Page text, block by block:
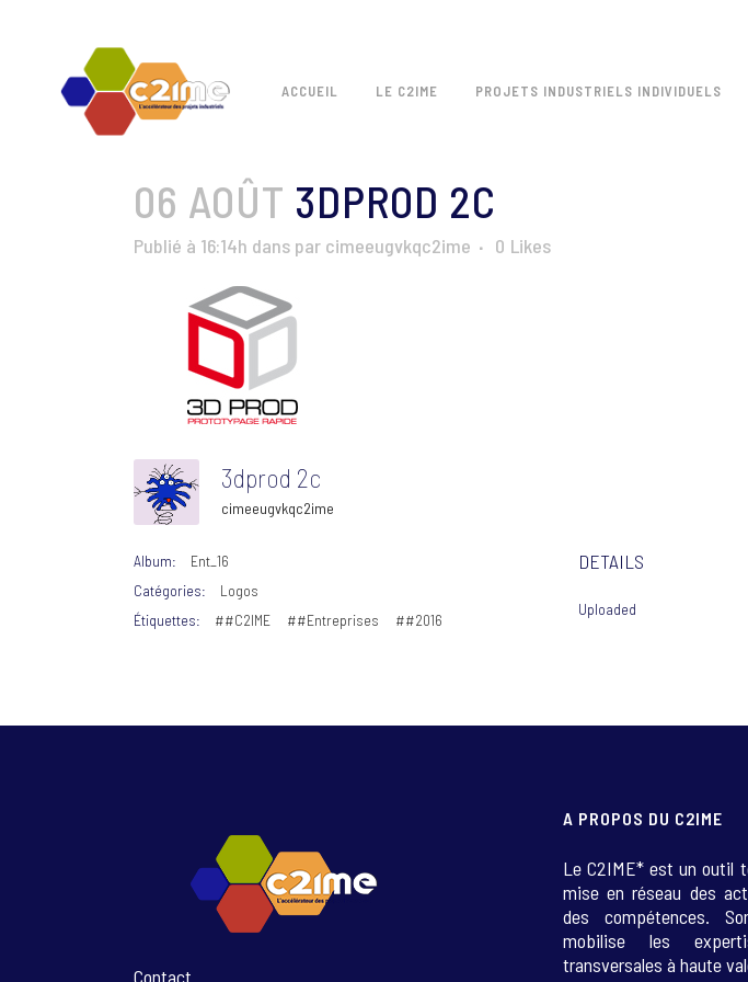
ACCUEIL LE C2IME PROJETS INDUSTRIELS INDIVIDUELS
06 AOÛT 3DPROD 2C
Publié à 16:14h dans par cimeeugvkqc2ime 0 Likes
3dprod 2c
cimeeugvkqc2ime
Album:
Ent_16
Catégories:
Logos
Étiquettes:
##C2IME ##Entreprises ##2016
DETAILS
Uploaded
Contact
A PROPOS DU C2IME
Le C2IME* est un outil
mise en réseau des
des compétences.
mobilise les
transversales à haute